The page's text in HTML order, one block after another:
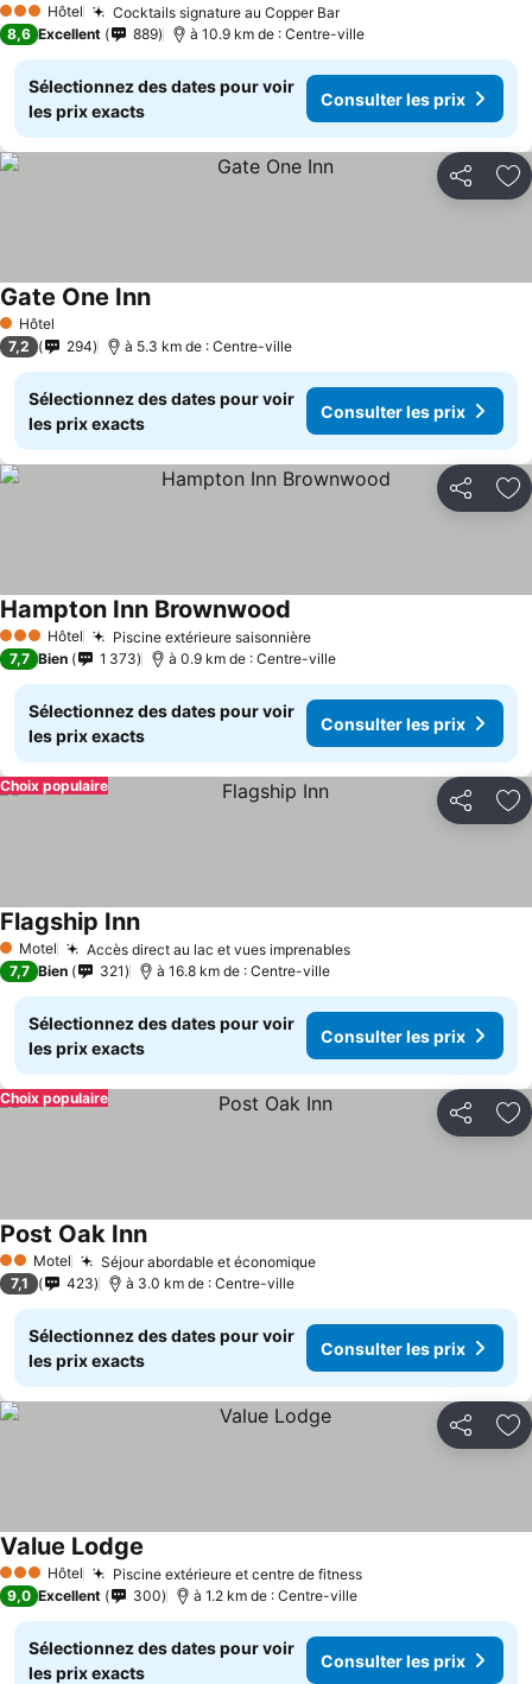
3 ÉtoilesHôtel Cocktails signature au Copper Bar
8,6 Excellent 889 à 10.9 km de : Centre-ville
Sélectionnez des dates pour voir
les prix exacts
Consulter les prix
Partager
1 Étoiles
Hôtel
Gate One Inn
7,2 294 à 5.3 km de : Centre-ville
Sélectionnez des dates pour voir
les prix exacts
Consulter les prix
Partager
3 ÉtoilesHôtel Piscine extérieure saisonnière
Hampton Inn Brownwood
7,7 Bien 1 373 à 0.9 km de : Centre-ville
Sélectionnez des dates pour voir
les prix exacts
Consulter les prix
Partager
Choix populaire
1 Étoiles
Motel Accès direct au lac et vues imprenables
Flagship Inn
7,7 Bien 321 à 16.8 km de : Centre-ville
Sélectionnez des dates pour voir
les prix exacts
Consulter les prix
Partager
Choix populaire
2 ÉtoilesMotel Séjour abordable et économique
Post Oak Inn
7,1 423 à 3.0 km de : Centre-ville
Sélectionnez des dates pour voir
les prix exacts
Consulter les prix
Partager
3 ÉtoilesHôtel Piscine extérieure et centre de fitness
Value Lodge
9,0 Excellent 300 à 1.2 km de : Centre-ville
Sélectionnez des dates pour voir
les prix exacts
Consulter les prix